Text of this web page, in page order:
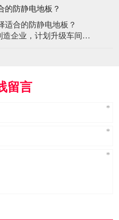
电地板提出了前所未有
性要求 •
磁化率<0.001（
的防静电地板？
适合的防静电地板？
造企业，计划升级车间地
及长期维护成本综合考
多年的广东立品地板科
留言